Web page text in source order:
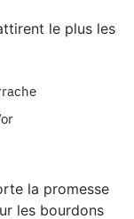
le plus les
la promesse
les bourdons